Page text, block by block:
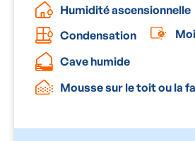
Humidité ascensionnelle
Condensation
Cave humide
Mousse sur le toit ou la